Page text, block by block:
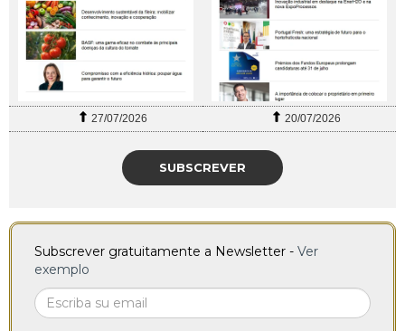
27/07/2026 20/07/2026
SUBSCREVER
Subscrever gratuitamente a Newsletter - Ver
exemplo